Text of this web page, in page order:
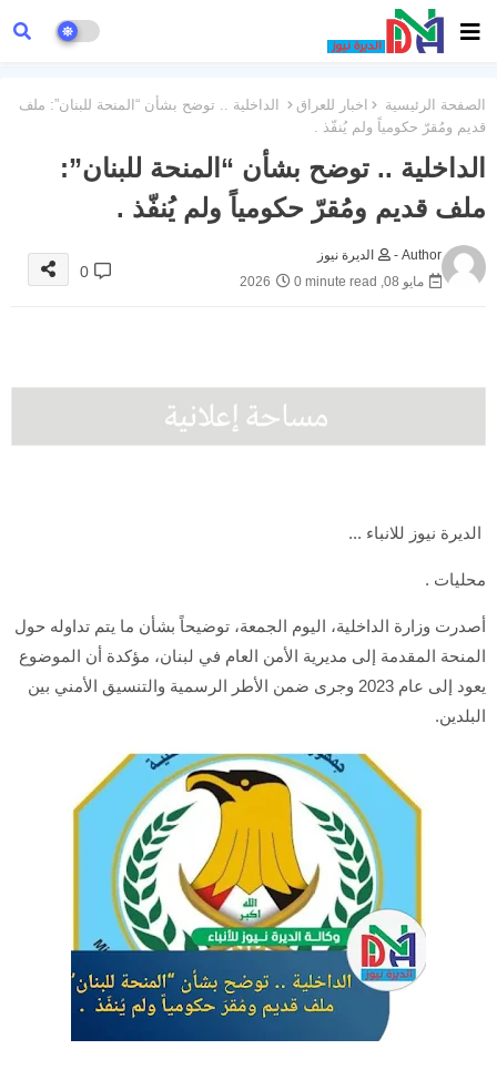
الصفحة الرئيسية اخبار للعراق
الداخلية .. توضح بشأن “المنحة للبنان”: ملف
قديم ومُقرّ حكومياً ولم يُنفّذ .
الداخلية .. توضح بشأن “المنحة للبنان”:
ملف قديم ومُقرّ حكومياً ولم يُنفّذ .
Author -
الديرة نيوز
مايو 08, 2026
0 minute read
0
الديرة نيوز للانباء ...
محليات .
أصدرت وزارة الداخلية، اليوم الجمعة، توضيحاً بشأن ما يتم تداوله حول
المنحة المقدمة إلى مديرية الأمن العام في لبنان، مؤكدة أن الموضوع
يعود إلى عام 2023 وجرى ضمن الأطر الرسمية والتنسيق الأمني بين
البلدين.